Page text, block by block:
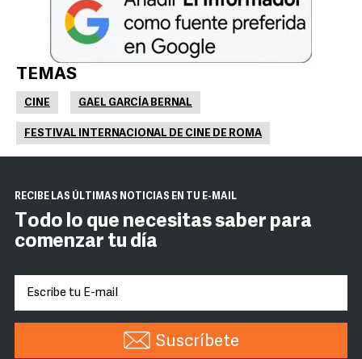
TEMAS
CINE GAEL GARCÍA BERNAL
FESTIVAL INTERNACIONAL DE CINE DE ROMA
RECIBE LAS ÚLTIMAS NOTICIAS EN TU E-MAIL
Todo lo que necesitas saber para
comenzar tu día
Suscríbete